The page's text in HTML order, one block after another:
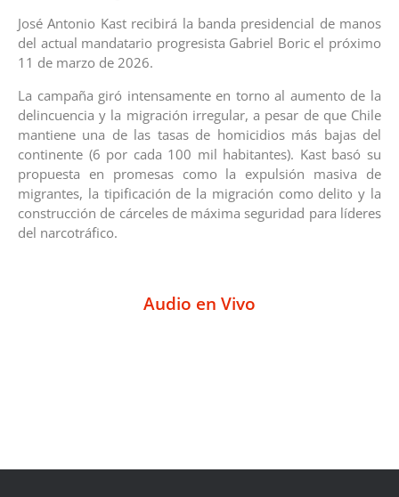
José Antonio Kast recibirá la banda presidencial de manos
del actual mandatario progresista Gabriel Boric el próximo
11 de marzo de 2026.
La campaña giró intensamente en torno al aumento de la
delincuencia y la migración irregular, a pesar de que Chile
mantiene una de las tasas de homicidios más bajas del
continente (6 por cada 100 mil habitantes). Kast basó su
propuesta en promesas como la expulsión masiva de
migrantes, la tipificación de la migración como delito y la
construcción de cárceles de máxima seguridad para líderes
del narcotráfico.
Audio en Vivo